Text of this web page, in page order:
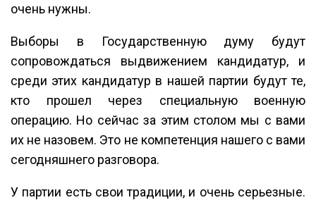
очень нужны.
Выборы в Государственную думу будут
сопровождаться выдвижением кандидатур, и
среди этих кандидатур в нашей партии будут те,
кто прошел через специальную военную
операцию. Но сейчас за этим столом мы с вами
их не назовем. Это не компетенция нашего с вами
сегодняшнего разговора.
У партии есть свои традиции, и очень серьезные.